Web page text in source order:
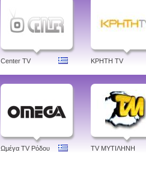
Center TV ΚΡΗΤΗ TV
Ωμέγα TV Ρόδου TV ΜΥΤΙΛΗΝΗ